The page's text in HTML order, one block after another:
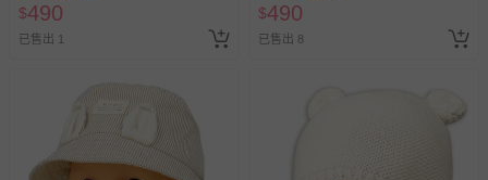
$490
已售出 1
$490
已售出 8